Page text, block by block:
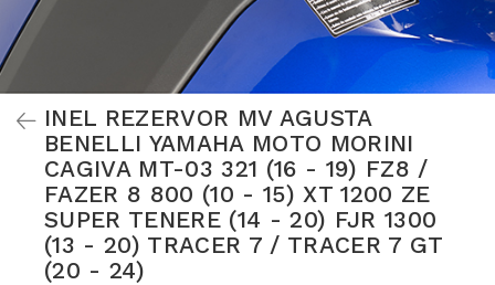
INEL REZERVOR MV AGUSTA
BENELLI YAMAHA MOTO MORINI
CAGIVA MT-03 321 (16 - 19) FZ8 /
FAZER 8 800 (10 - 15) XT 1200 ZE
SUPER TENERE (14 - 20) FJR 1300
(13 - 20) TRACER 7 / TRACER 7 GT
(20 - 24)